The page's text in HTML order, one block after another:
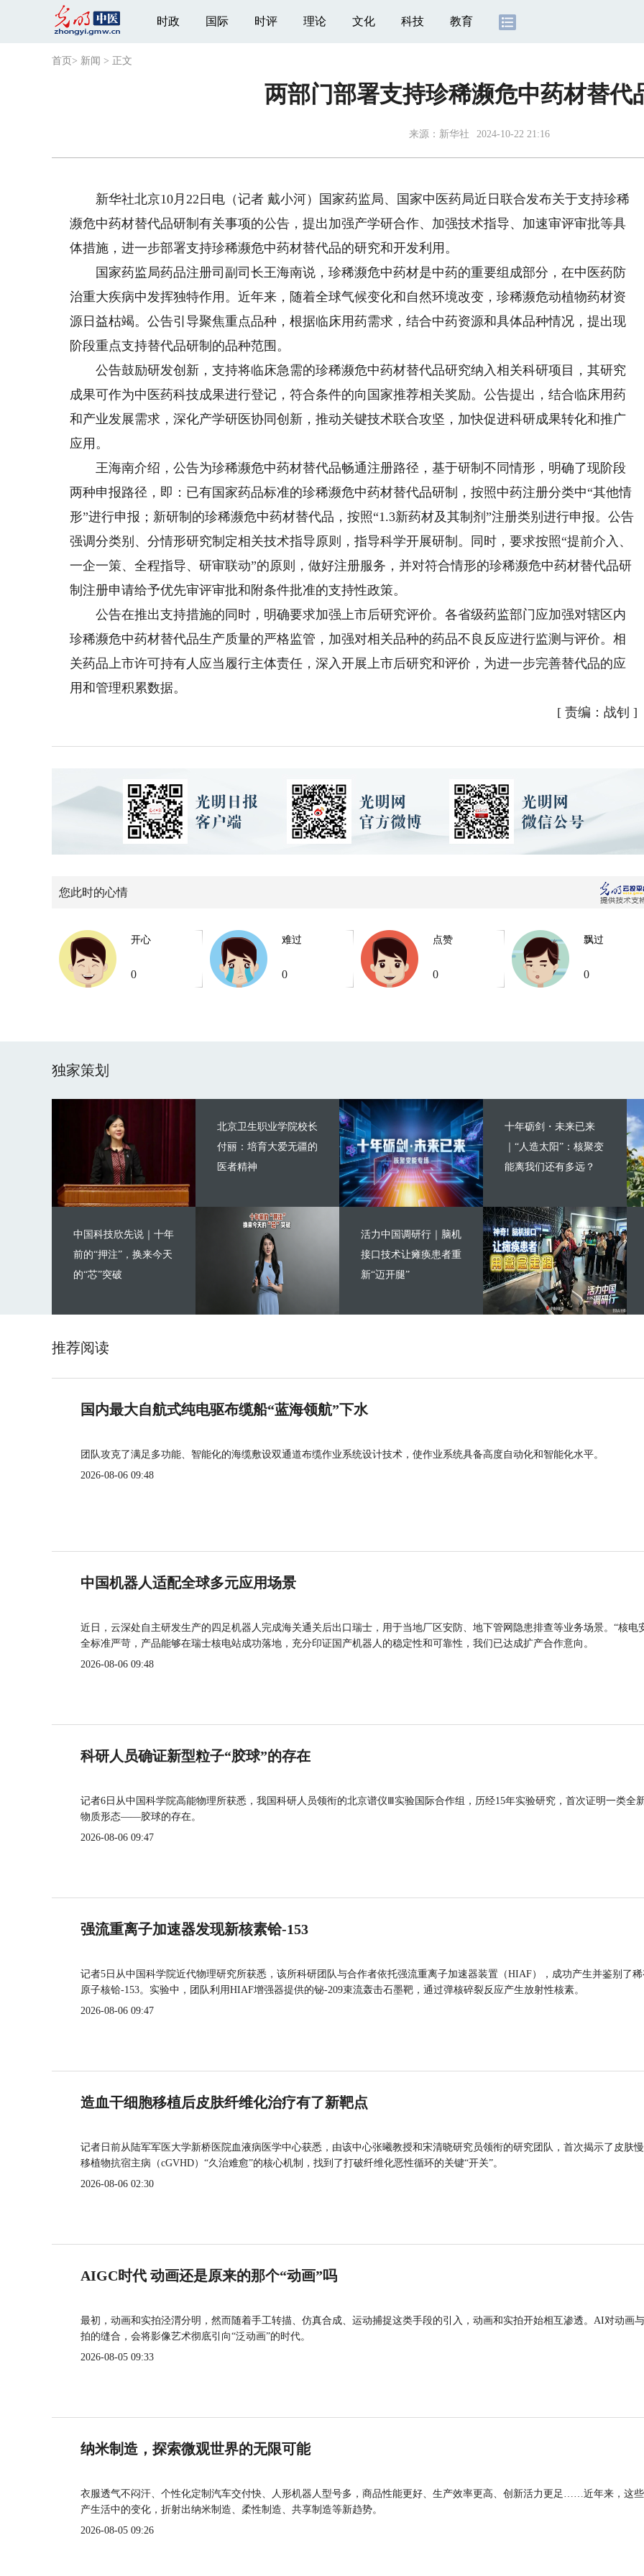
时政 国际 时评 理论 文化 科技 教育
首页 > 新闻 > 正文
两部门部署支持珍稀濒危中药材替代
来源：新华社 2024-10-22 21:16
新华社北京10月22日电（记者 戴小河）国家药监局、国家中医药局近日联合发布关于支持珍稀
濒危中药材替代品研制有关事项的公告，提出加强产学研合作、加强技术指导、加速审评审批等具
体措施，进一步部署支持珍稀濒危中药材替代品的研究和开发利用。
国家药监局药品注册司副司长王海南说，珍稀濒危中药材是中药的重要组成部分，在中医药防
治重大疾病中发挥独特作用。近年来，随着全球气候变化和自然环境改变，珍稀濒危动植物药材资
源日益枯竭。公告引导聚焦重点品种，根据临床用药需求，结合中药资源和具体品种情况，提出现
阶段重点支持替代品研制的品种范围。
公告鼓励研发创新，支持将临床急需的珍稀濒危中药材替代品研究纳入相关科研项目，其研究
成果可作为中医药科技成果进行登记，符合条件的向国家推荐相关奖励。公告提出，结合临床用药
和产业发展需求，深化产学研医协同创新，推动关键技术联合攻坚，加快促进科研成果转化和推广
应用。
王海南介绍，公告为珍稀濒危中药材替代品畅通注册路径，基于研制不同情形，明确了现阶段
两种申报路径，即：已有国家药品标准的珍稀濒危中药材替代品研制，按照中药注册分类中“其他情
形”进行申报；新研制的珍稀濒危中药材替代品，按照“1.3新药材及其制剂”注册类别进行申报。公告
强调分类别、分情形研究制定相关技术指导原则，指导科学开展研制。同时，要求按照“提前介入、
一企一策、全程指导、研审联动”的原则，做好注册服务，并对符合情形的珍稀濒危中药材替代品研
制注册申请给予优先审评审批和附条件批准的支持性政策。
公告在推出支持措施的同时，明确要求加强上市后研究评价。各省级药监部门应加强对辖区内
珍稀濒危中药材替代品生产质量的严格监管，加强对相关品种的药品不良反应进行监测与评价。相
关药品上市许可持有人应当履行主体责任，深入开展上市后研究和评价，为进一步完善替代品的应
用和管理积累数据。
[ 责编：战钊 ]
您此时的心情
开心
0
难过
0
点赞
0
飘过
0
独家策划
北京卫生职业学院校长
付丽：培育大爱无疆的
医者精神
中国科技欣先说｜十年
前的“押注”，换来今天
的“芯”突破
十年砺剑・未来已来
｜“人造太阳”：核聚变
能离我们还有多远？
活力中国调研行｜脑机
接口技术让瘫痪患者重
新“迈开腿”
推荐阅读
国内最大自航式纯电驱布缆船“蓝海领航”下水
团队攻克了满足多功能、智能化的海缆敷设双通道布缆作业系统设计技术，使作业系统具备高度自动化和智能化水平。
2026-08-06 09:48
中国机器人适配全球多元应用场景
近日，云深处自主研发生产的四足机器人完成海关通关后出口瑞士，用于当地厂区安防、地下管网隐患排查等业务场景。“核电
全标准严苛，产品能够在瑞士核电站成功落地，充分印证国产机器人的稳定性和可靠性，我们已达成扩产合作意向。
2026-08-06 09:48
科研人员确证新型粒子“胶球”的存在
记者6日从中国科学院高能物理所获悉，我国科研人员领衔的北京谱仪Ⅲ实验国际合作组，历经15年实验研究，首次证明一类全
物质形态——胶球的存在。
2026-08-06 09:47
强流重离子加速器发现新核素铪-153
记者5日从中国科学院近代物理研究所获悉，该所科研团队与合作者依托强流重离子加速器装置（HIAF），成功产生并鉴别了
原子核铪-153。实验中，团队利用HIAF增强器提供的铋-209束流轰击石墨靶，通过弹核碎裂反应产生放射性核素。
2026-08-06 09:47
造血干细胞移植后皮肤纤维化治疗有了新靶点
记者日前从陆军军医大学新桥医院血液病医学中心获悉，由该中心张曦教授和宋清晓研究员领衔的研究团队，首次揭示了皮肤
移植物抗宿主病（cGVHD）“久治难愈”的核心机制，找到了打破纤维化恶性循环的关键“开关”。
2026-08-06 02:30
AIGC时代 动画还是原来的那个“动画”吗
最初，动画和实拍泾渭分明，然而随着手工转描、仿真合成、运动捕捉这类手段的引入，动画和实拍开始相互渗透。AI对动画
拍的缝合，会将影像艺术彻底引向“泛动画”的时代。
2026-08-05 09:33
纳米制造，探索微观世界的无限可能
衣服透气不闷汗、个性化定制汽车交付快、人形机器人型号多，商品性能更好、生产效率更高、创新活力更足……近年来，这
产生活中的变化，折射出纳米制造、柔性制造、共享制造等新趋势。
2026-08-05 09:26